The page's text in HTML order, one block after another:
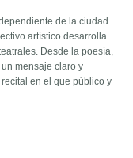
de la ciudad
artístico desarrolla
Desde la poesía,
mensaje claro y
en el que público y